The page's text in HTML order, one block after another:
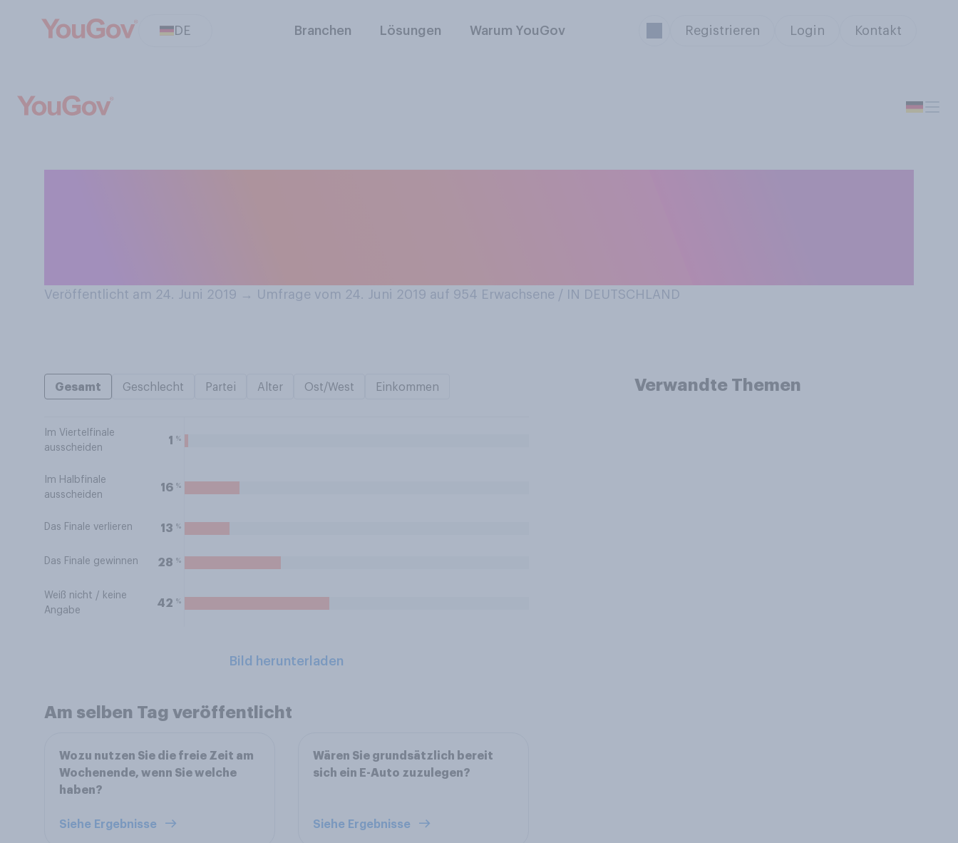
DE Branchen Lösungen Warum YouGov Registrieren Login Kontakt
Veröffentlicht am 24. Juni 2019 → Umfrage vom 24. Juni 2019 auf 954 Erwachsene / IN DEUTSCHLAND
Gesamt Geschlecht Partei Alter Ost/West Einkommen
Im Viertelfinale
ausscheiden
1 %
Im Halbfinale
ausscheiden
16 %
Das Finale verlieren 13 %
Das Finale gewinnen 28 %
Weiß nicht / keine
Angabe
42 %
Bild herunterladen
Verwandte Themen
Am selben Tag veröffentlicht
Wozu nutzen Sie die freie Zeit am
Wochenende, wenn Sie welche
haben?
Siehe Ergebnisse
Wären Sie grundsätzlich bereit
sich ein E-Auto zuzulegen?
Siehe Ergebnisse